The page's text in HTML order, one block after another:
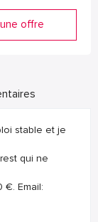
offre
stable et je
qui ne
€. Email: